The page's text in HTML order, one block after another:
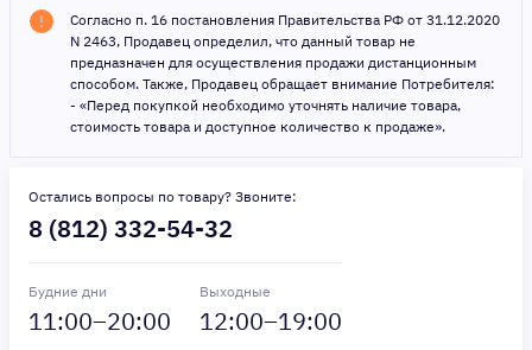
Согласно п. 16 постановления Правительства РФ от 31.12.2020
N 2463, Продавец определил, что данный товар не
предназначен для осуществления продажи дистанционным
способом. Также, Продавец обращает внимание Потребителя:
- «Перед покупкой необходимо уточнять наличие товара,
стоимость товара и доступное количество к продаже».
Остались вопросы по товару? Звоните:
8 (812) 332-54-32
Будние дни
11:00–20:00
Выходные
12:00–19:00